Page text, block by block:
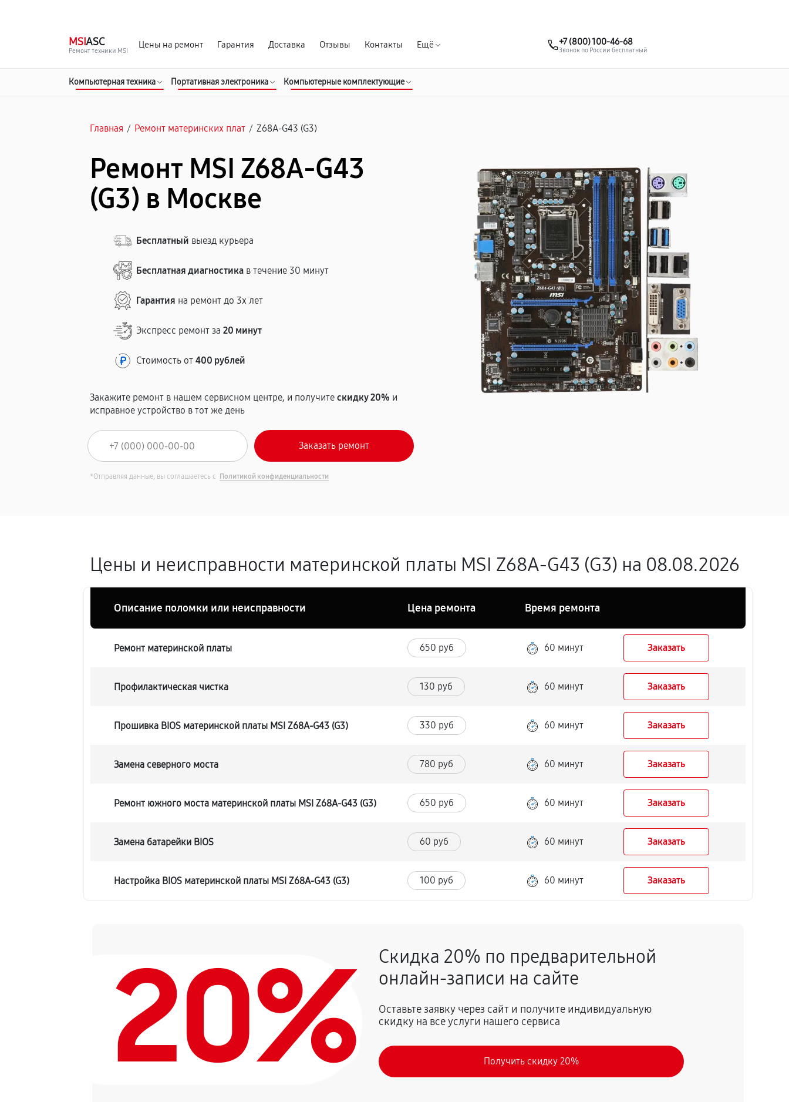
MSIASC
Ремонт техники MSI
Цены на ремонт Гарантия Доставка Отзывы Контакты Ещё +7 (800) 100-46-68
Звонок по России бесплатный
Компьютерная техника Портативная электроника Компьютерные комплектующие
Главная / Ремонт материнских плат / Z68A-G43 (G3)
Ремонт MSI Z68A-G43
(G3) в Москве
Бесплатный выезд курьера
Бесплатная диагностика в течение 30 минут
Гарантия на ремонт до 3х лет
Экспресс ремонт за20 минут
Стоимость от400 рублей
Закажите ремонт в нашем сервисном центре, и получитескидку 20% и
исправное устройство в тот же день
*Отправляя данные, вы соглашаетесь с Политикой конфиденциальности
Цены и неисправности материнской платы MSI Z68A-G43 (G3) на 08.08.2026
Описание поломки или неисправности Цена ремонта Время ремонта
Ремонт материнской платы 650 руб 60 минут Заказать
Профилактическая чистка 130 руб 60 минут Заказать
Прошивка BIOS материнской платы MSI Z68A-G43 (G3) 330 руб 60 минут Заказать
Замена северного моста 780 руб 60 минут Заказать
Ремонт южного моста материнской платы MSI Z68A-G43 (G3) 650 руб 60 минут Заказать
Замена батарейки BIOS 60 руб 60 минут Заказать
Настройка BIOS материнской платы MSI Z68A-G43 (G3) 100 руб 60 минут Заказать
20%
Скидка 20% по предварительной
онлайн-записи на сайте
Оставьте заявку через сайт и получите индивидуальную
скидку на все услуги нашего сервиса
Получить скидку 20%